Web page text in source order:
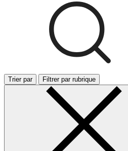
Trier par Filtrer par rubrique